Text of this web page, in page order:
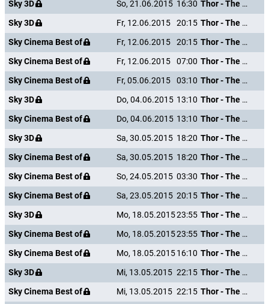
Sky 3D So, 21.06.2015 16:30
Thor - The Dark Kingdom
Sky 3D
Fr, 12.06.2015 20:15
Thor - The Dark Kingdom
Sky Cinema Best of
Fr, 12.06.2015 20:15
Thor - The Dark Kingdom
Sky Cinema Best of
Fr, 12.06.2015 07:00
Thor - The Dark Kingdom
Sky Cinema Best of
Fr, 05.06.2015 03:10
Thor - The Dark Kingdom
Sky 3D
Do, 04.06.2015 13:10
Thor - The Dark Kingdom
Sky Cinema Best of
Do, 04.06.2015 13:10
Thor - The Dark Kingdom
Sky 3D
Sa, 30.05.2015 18:20
Thor - The Dark Kingdom
Sky Cinema Best of
Sa, 30.05.2015 18:20
Thor - The Dark Kingdom
Sky Cinema Best of
So, 24.05.2015 03:30
Thor - The Dark Kingdom
Sky Cinema Best of
Sa, 23.05.2015 20:15
Thor - The Dark Kingdom
Sky 3D
Mo, 18.05.201523:55
Thor - The Dark Kingdom
Sky Cinema Best of
Mo, 18.05.201523:55
Thor - The Dark Kingdom
Sky Cinema Best of
Mo, 18.05.201516:10
Thor - The Dark Kingdom
Sky 3D
Mi, 13.05.2015 22:15
Thor - The Dark Kingdom
Sky Cinema Best of
Mi, 13.05.2015 22:15
Thor - The Dark Kingdom